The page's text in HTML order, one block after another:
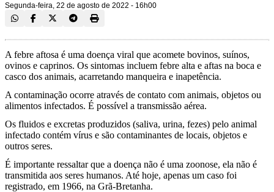
Segunda-feira, 22 de agosto de 2022 - 16h00
A febre aftosa é uma doença viral que acomete bovinos, suínos,
ovinos e caprinos. Os sintomas incluem febre alta e aftas na boca e
casco dos animais, acarretando manqueira e inapetência.
A contaminação ocorre através de contato com animais, objetos ou
alimentos infectados. É possível a transmissão aérea.
Os fluidos e excretas produzidos (saliva, urina, fezes) pelo animal
infectado contém vírus e são contaminantes de locais, objetos e
outros seres.
É importante ressaltar que a doença não é uma zoonose, ela não é
transmitida aos seres humanos. Até hoje, apenas um caso foi
registrado, em 1966, na Grã-Bretanha.